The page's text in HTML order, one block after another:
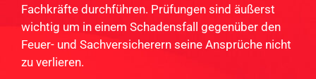
Fachkräfte durchführen. Prüfungen sind äußerst
wichtig um in einem Schadensfall gegenüber den
Feuer- und Sachversicherern seine Ansprüche nicht
zu verlieren.